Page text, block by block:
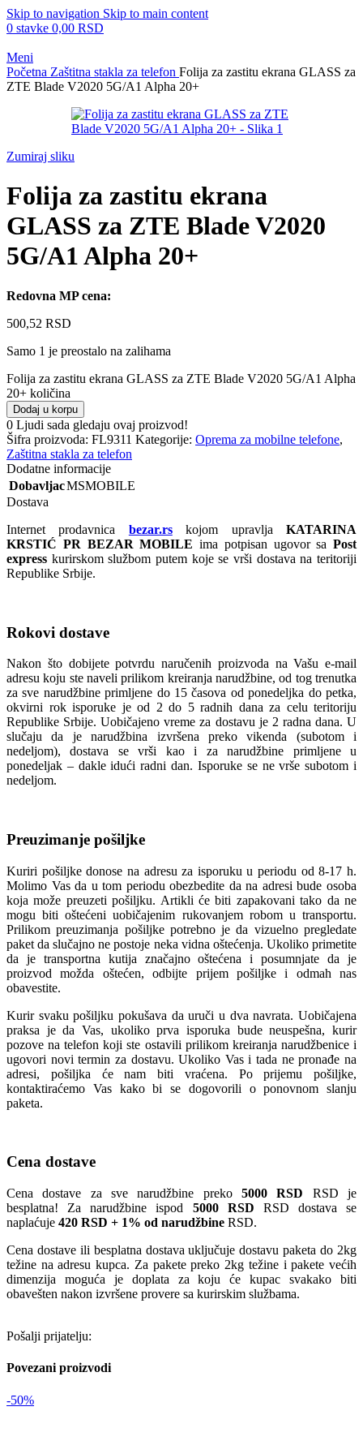
Skip to navigation Skip to main content
0 stavke 0,00 RSD
Meni
Početna Zaštitna stakla za telefon Folija za zastitu ekrana GLASS za
ZTE Blade V2020 5G/A1 Alpha 20+
Zumiraj sliku
Folija za zastitu ekrana
GLASS za ZTE Blade V2020
5G/A1 Alpha 20+
Redovna MP cena:
500,52 RSD
Samo 1 je preostalo na zalihama
Folija za zastitu ekrana GLASS za ZTE Blade V2020 5G/A1 Alpha
20+ količina
Dodaj u korpu
0 Ljudi sada gledaju ovaj proizvod!
Šifra proizvoda: FL9311 Kategorije: Oprema za mobilne telefone,
Zaštitna stakla za telefon
Dodatne informacije
DobavljacMSMOBILE
Dostava
Internet prodavnica bezar.rskojom upravljaKATARINA
KRSTIĆ PR BEZAR MOBILE ima potpisan ugovor sa Post
express kurirskom službom putem koje se vrši dostava na teritoriji
Republike Srbije.
Rokovi dostave
Nakon što dobijete potvrdu naručenih proizvoda na Vašu e-mail
adresu koju ste naveli prilikom kreiranja narudžbine, od tog trenutka
za sve narudžbine primljene do 15 časova od ponedeljka do petka,
okvirni rok isporuke je od 2 do 5 radnih dana za celu teritoriju
Republike Srbije. Uobičajeno vreme za dostavu je 2 radna dana. U
slučaju da je narudžbina izvršena preko vikenda (subotom i
nedeljom), dostava se vrši kao i za narudžbine primljene u
ponedeljak – dakle idući radni dan. Isporuke se ne vrše subotom i
nedeljom.
Preuzimanje pošiljke
Kuriri pošiljke donose na adresu za isporuku u periodu od 8-17 h.
Molimo Vas da u tom periodu obezbedite da na adresi bude osoba
koja može preuzeti pošiljku. Artikli će biti zapakovani tako da ne
mogu biti oštećeni uobičajenim rukovanjem robom u transportu.
Prilikom preuzimanja pošiljke potrebno je da vizuelno pregledate
paket da slučajno ne postoje neka vidna oštećenja. Ukoliko primetite
da je transportna kutija značajno oštećena i posumnjate da je
proizvod možda oštećen, odbijte prijem pošiljke i odmah nas
obavestite.
Kurir svaku pošiljku pokušava da uruči u dva navrata. Uobičajena
praksa je da Vas, ukoliko prva isporuka bude neuspešna, kurir
pozove na telefon koji ste ostavili prilikom kreiranja narudžbenice i
ugovori novi termin za dostavu. Ukoliko Vas i tada ne pronađe na
adresi, pošiljka će nam biti vraćena. Po prijemu pošiljke,
kontaktiraćemo Vas kako bi se dogovorili o ponovnom slanju
paketa.
Cena dostave
Cena dostave za sve narudžbine preko 5000 RSD RSD je
besplatna! Za narudžbine ispod 5000 RSD RSD dostava se
naplaćuje 420 RSD + 1% od narudžbine RSD.
Cena dostave ili besplatna dostava uključuje dostavu paketa do 2kg
težine na adresu kupca. Za pakete preko 2kg težine i pakete većih
dimenzija moguća je doplata za koju će kupac svakako biti
obavešten nakon izvršene provere sa kurirskim službama.
Pošalji prijatelju:
Povezani proizvodi
-50%